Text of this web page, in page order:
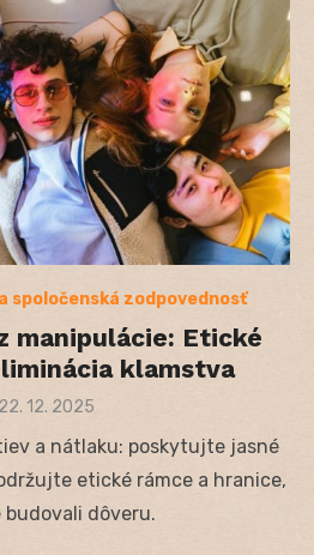
spoločenská zodpovednosť
manipulácie: Etické
klamstva
Posted
22. 12. 2025
a nátlaku: poskytujte jasné
etické rámce a hranice,
budovali dôveru.